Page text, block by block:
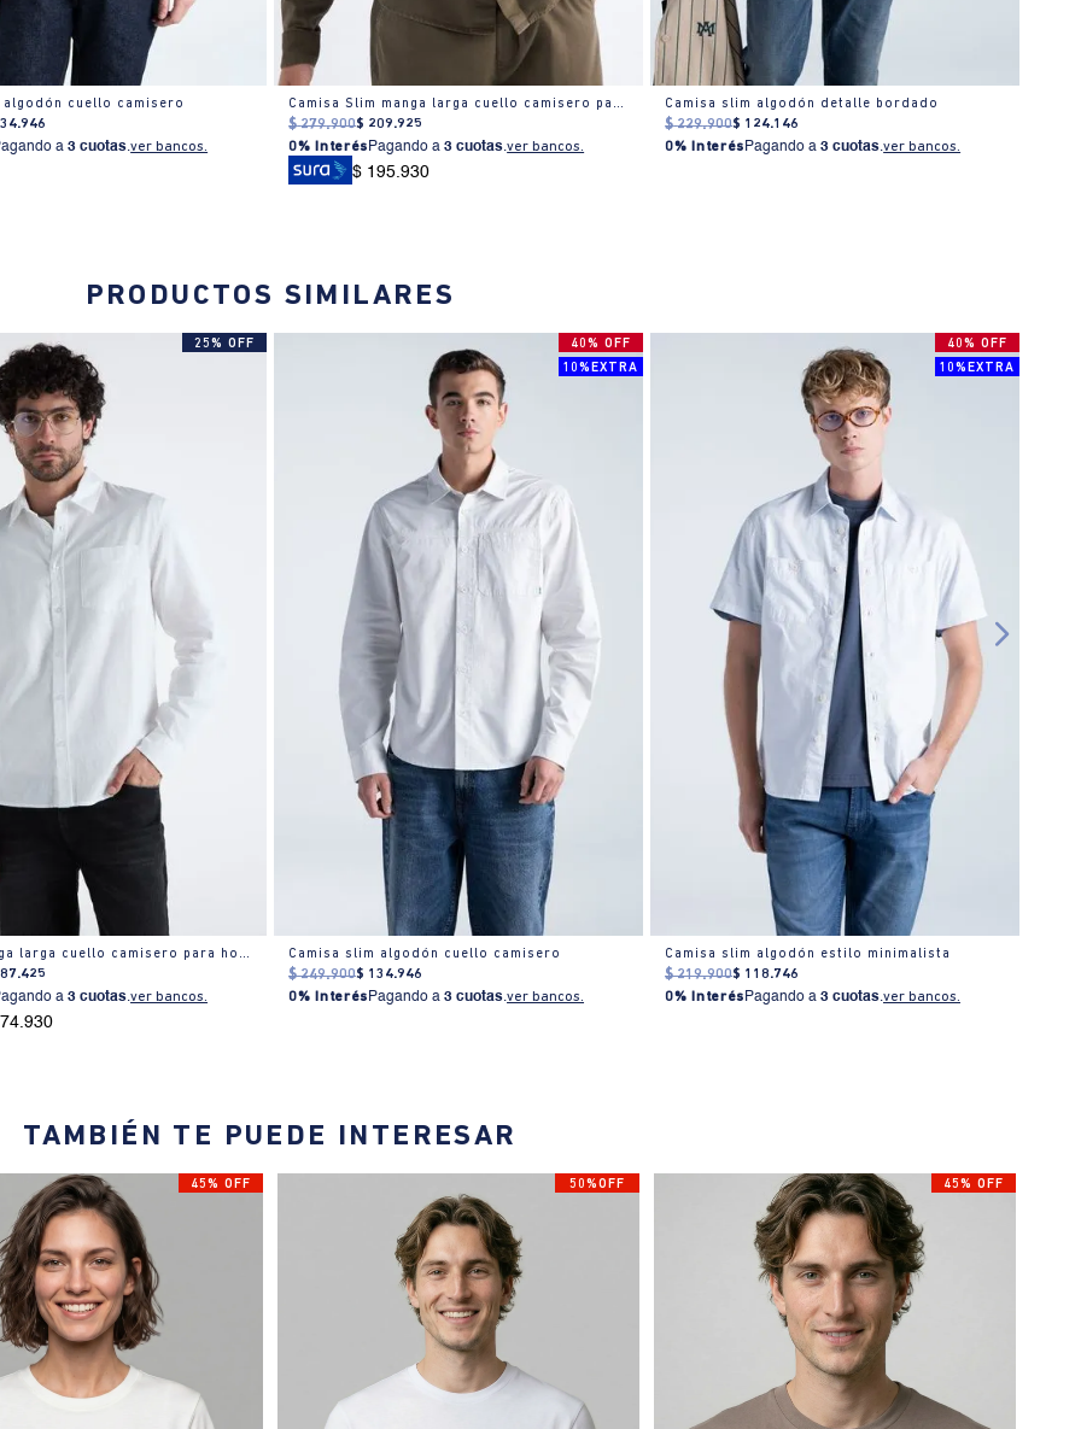
algodón cuello camisero
.946
a3 cuotas.ver bancos.
Camisa Slim manga larga cuello camisero para hombre
$ 279.900$ 209.925
0% Interés Pagando a3 cuotas.ver bancos.
$ 195.930
Camisa slim algodón detalle bordado
$ 229.900$ 124.146
0% Interés Pagando a3 cuotas.ver bancos.
PRODUCTOS SIMILARES
25% OFF
Camisa manga larga cuello camisero para hombre
.425
a3 cuotas.ver bancos.
40% OFF
10%EXTRA
Camisa slim algodón cuello camisero
$ 249.900$ 134.946
0% Interés Pagando a3 cuotas.ver bancos.
40% OFF
10%EXTRA
Camisa slim algodón estilo minimalista
$ 219.900$ 118.746
0% Interés Pagando a3 cuotas.ver bancos.
TAMBIÉN TE PUEDE INTERESAR
45% OFF 50%OFF 45% OFF